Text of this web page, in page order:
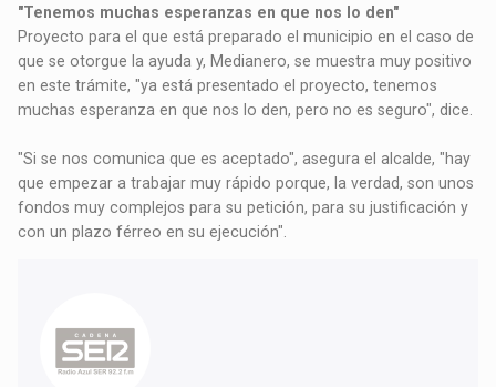
"Tenemos muchas esperanzas en que nos lo den"
Proyecto para el que está preparado el municipio en el caso de
que se otorgue la ayuda y, Medianero, se muestra muy positivo
en este trámite, "ya está presentado el proyecto, tenemos
muchas esperanza en que nos lo den, pero no es seguro", dice.
"Si se nos comunica que es aceptado", asegura el alcalde, "hay
que empezar a trabajar muy rápido porque, la verdad, son unos
fondos muy complejos para su petición, para su justificación y
con un plazo férreo en su ejecución".